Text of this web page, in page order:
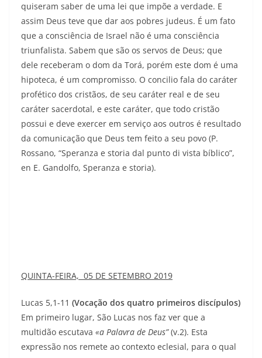
quiseram saber de uma lei que impõe a verdade. E
assim Deus teve que dar aos pobres judeus. É um fato
que a consciência de Israel não é uma consciência
triunfalista. Sabem que são os servos de Deus; que
dele receberam o dom da Torá, porém este dom é uma
hipoteca, é um compromisso. O concilio fala do caráter
profético dos cristãos, de seu caráter real e de seu
caráter sacerdotal, e este caráter, que todo cristão
possui e deve exercer em serviço aos outros é resultado
da comunicação que Deus tem feito a seu povo (P.
Rossano, “Speranza e storia dal punto di vista bíblico”,
en E. Gandolfo, Speranza e storia).
QUINTA-FEIRA, 05 DE SETEMBRO 2019
Lucas 5,1-11 (Vocação dos quatro primeiros discípulos)
Em primeiro lugar, São Lucas nos faz ver que a
multidão escutava «a Palavra de Deus”(v.2). Esta
expressão nos remete ao contexto eclesial, para o qual